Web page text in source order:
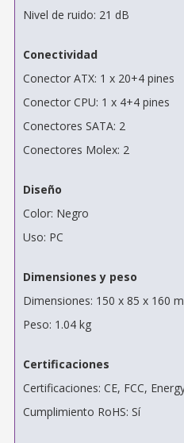
Nivel de ruido: 21 dB
Conectividad
Conector ATX: 1 x 20+4 pines
Conector CPU: 1 x 4+4 pines
Conectores SATA: 2
Conectores Molex: 2
Diseño
Color: Negro
Uso: PC
Dimensiones y peso
Dimensiones: 150 x 85 x 160
Peso: 1.04 kg
Certificaciones
Certificaciones: CE, FCC,
Cumplimiento RoHS: Sí